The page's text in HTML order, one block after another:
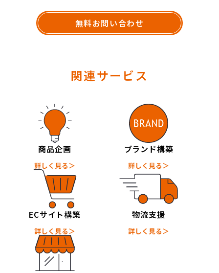
無料お問い合わせ
関連サービス
商品企画
詳しく見る＞
ブランド構築
詳しく見る＞
ECサイト構築
詳しく見る＞
物流支援
詳しく見る＞